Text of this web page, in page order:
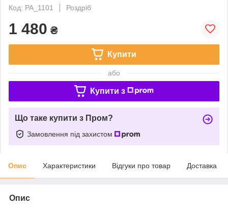
Код: PA_1101
Роздріб
1 480 ₴
Купити
або
Купити з
Що таке купити з Пром?
Замовлення під захистом
Опис Характеристики Відгуки про товар Доставка
Опис